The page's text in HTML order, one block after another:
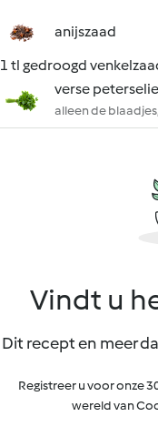
anijszaad
1 tl gedroogd
verse peterselie
alleen de
Vindt u
Dit recept en meer
Registreer u voor onze
wereld van